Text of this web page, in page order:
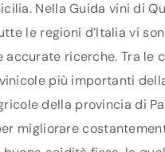
Nella Guida vini di
le regioni d’Italia vi
ricerche. Tra le
più importanti
della provincia di
migliorare